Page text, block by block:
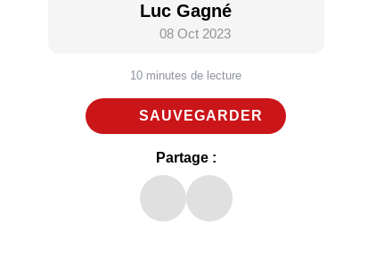
Luc Gagné
08 Oct 2023
10 minutes de lecture
SAUVEGARDER
Partage :